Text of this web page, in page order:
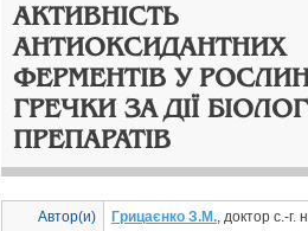
АКТИВНІСТЬ
АНТИОКСИДАНТНИХ
ФЕРМЕНТІВ У
ГРЕЧКИ ЗА ДІЇ
ПРЕПАРАТІВ
Автор(и) Грицаєнко З.М., доктор с.-г.